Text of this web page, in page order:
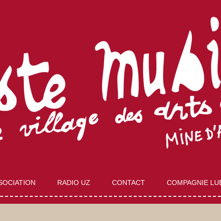
au
contenu
RADIO UZ CONTACT COMPAGNIE